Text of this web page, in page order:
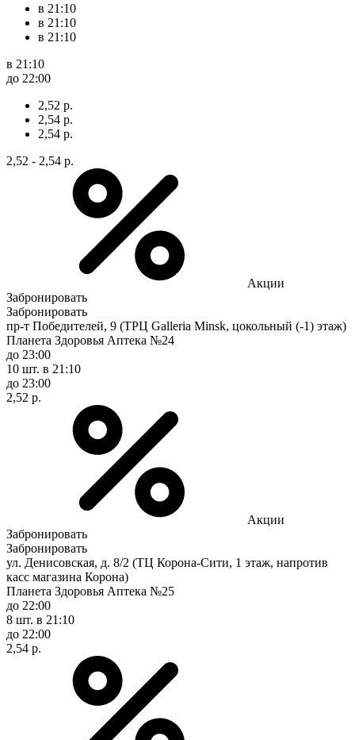
в 21:10
в 21:10
в 21:10
в 21:10
до 22:00
2,52 р.
2,54 р.
2,54 р.
2,52 - 2,54 р.
Акции
Забронировать
Забронировать
пр-т Победителей, 9 (ТРЦ Galleria Minsk, цокольный (-1) этаж)
Планета Здоровья Аптека №24
до 23:00
10 шт. в 21:10
до 23:00
2,52 р.
Акции
Забронировать
Забронировать
ул. Денисовская, д. 8/2 (ТЦ Корона-Сити, 1 этаж, напротив
касс магазина Корона)
Планета Здоровья Аптека №25
до 22:00
8 шт. в 21:10
до 22:00
2,54 р.